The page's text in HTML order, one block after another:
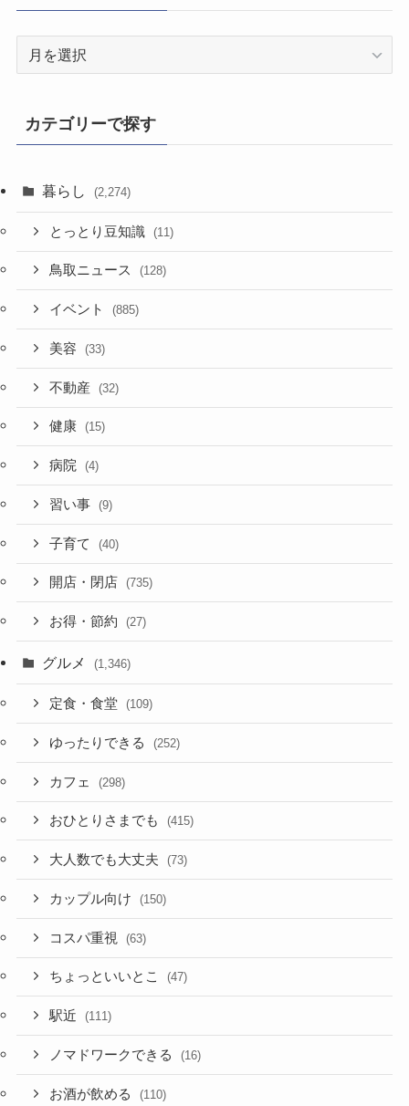
カテゴリーで探す
暮らし (2,274)
とっとり豆知識 (11)
鳥取ニュース (128)
イベント (885)
美容 (33)
不動産 (32)
健康 (15)
病院 (4)
習い事 (9)
子育て (40)
開店・閉店 (735)
お得・節約 (27)
グルメ (1,346)
定食・食堂 (109)
ゆったりできる (252)
カフェ (298)
おひとりさまでも (415)
大人数でも大丈夫 (73)
カップル向け (150)
コスパ重視 (63)
ちょっといいとこ (47)
駅近 (111)
ノマドワークできる (16)
お酒が飲める (110)